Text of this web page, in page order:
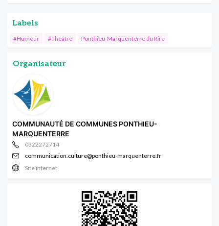
Labels
#Humour #Théâtre Ponthieu-Marquenterre du Rire
Organisateur
COMMUNAUTÉ DE COMMUNES PONTHIEU-
MARQUENTERRE
0322272714
communication.culture@ponthieu-marquenterre.fr
Site internet